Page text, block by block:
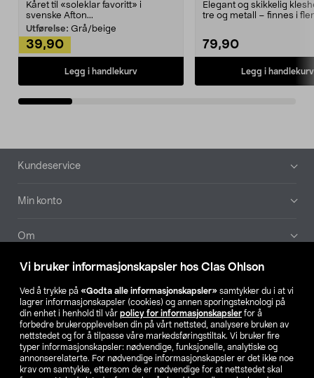
Vi bruker informasjonskapsler hos Clas Ohlson
Ved å trykke på «Godta alle informasjonskapsler» samtykker du i at vi
lagrer informasjonskapsler (cookies) og annen sporingsteknologi på
din enhet i henhold til vår policy for informasjonskapsler for å
forbedre brukeropplevelsen din på vårt nettsted, analysere bruken av
nettstedet og for å tilpasse våre markedsføringstiltak. Vi bruker fire
typer informasjonskapsler: nødvendige, funksjonelle, analytiske og
annonserelaterte. For nødvendige informasjonskapsler er det ikke noe
krav om samtykke, ettersom de er nødvendige for at nettstedet skal
Kåret til «soleklar favoritt» i
svenske Afton...
Utførelse: Grå/beige
39,90
Legg i handlekurv
Elegant og skikkelig
tre og metall – finnes i
79,90
Legg i handlekurv
Bunntekst
Kundeservice
Min konto
Om
Aktuelt
Våre selskaper
Finn din butikk
NO FI